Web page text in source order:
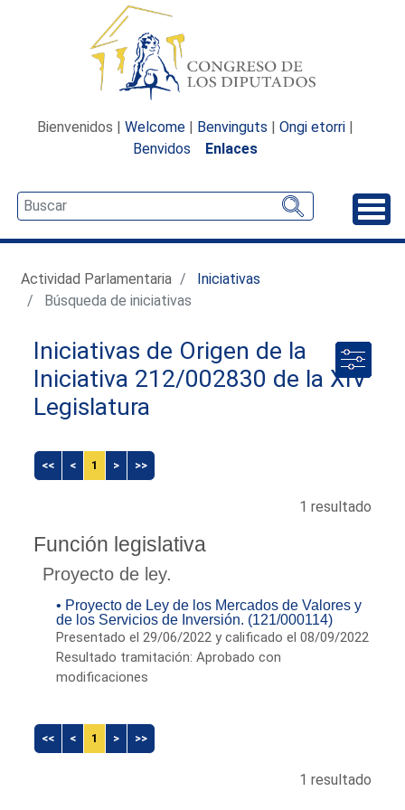
Bienvenidos | Welcome | Benvinguts | Ongi etorri |
Benvidos
Enlaces
Actividad Parlamentaria
Iniciativas
Búsqueda de iniciativas
Iniciativas de Origen de la
Iniciativa 212/002830 de la XIV
Legislatura
<< < 1 > >>
1 resultado
Función legislativa
Proyecto de ley.
• Proyecto de Ley de los Mercados de Valores y
de los Servicios de Inversión. (121/000114)
Presentado el 29/06/2022 y calificado el 08/09/2022
Resultado tramitación: Aprobado con
modificaciones
<< < 1 > >>
1 resultado